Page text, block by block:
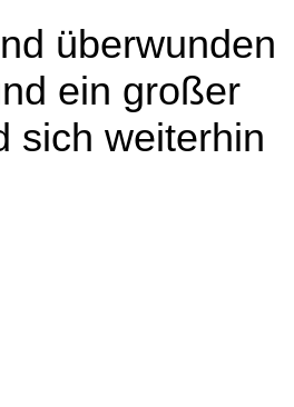
überwunden
ein großer
sich weiterhin